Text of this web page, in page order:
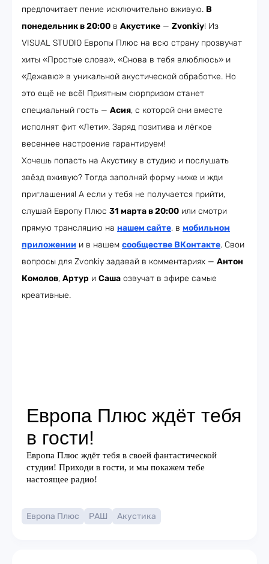
предпочитает пение исключительно вживую. В
понедельник в 20:00 в Акустике — Zvonkiy! Из
VISUAL STUDIO Европы Плюс на всю страну прозвучат
хиты «Простые слова», «Снова в тебя влюблюсь» и
«Дежавю» в уникальной акустической обработке. Но
это ещё не всё! Приятным сюрпризом станет
специальный гость — Асия, с которой они вместе
исполнят фит «Лети». Заряд позитива и лёгкое
весеннее настроение гарантируем!
Хочешь попасть на Акустику в студию и послушать
звёзд вживую? Тогда заполняй форму ниже и жди
приглашения! А если у тебя не получается прийти,
слушай Европу Плюс 31 марта в 20:00 или смотри
прямую трансляцию на нашем сайте, в мобильном
приложении и в нашем сообществе ВКонтакте. Свои
вопросы для Zvonkiy задавай в комментариях — Антон
Комолов, Артур и Саша озвучат в эфире самые
креативные.
Европа Плюс РАШ Акустика